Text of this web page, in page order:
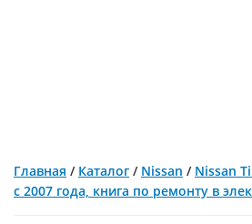
Главная / Каталог / Nissan / Nissan
с 2007 года, книга по ремонту в